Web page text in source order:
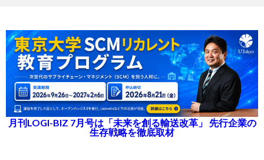
月刊LOGI-BIZ 7月号は「未来を創る輸送改革」 先行企業の
生存戦略を徹底取材